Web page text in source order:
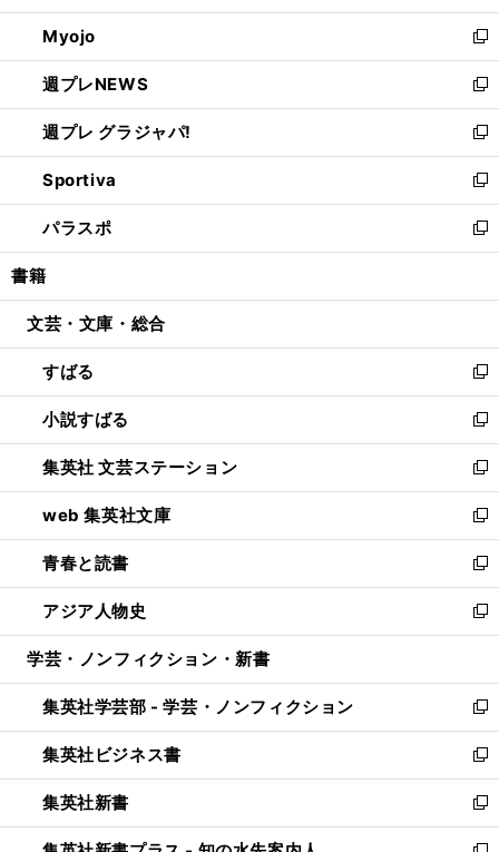
開
く
ウ
で
開
く
ン
ド
ウ
で
開
く
ウ
ィ
ン
ド
ウ
で
開
く
Myojo
新
し
い
ウ
ィ
ン
ド
ウ
で
開
週プレNEWS
新
し
い
ウ
ィ
ン
ド
ウ
開
週プレ グラジャパ!
新
し
い
ウ
ィ
ン
ウ
開
く
Sportiva
新
し
い
ウ
ン
ウ
で
開
く
パラスポ
新
し
ウ
ン
ド
ウ
で
開
く
書籍
文芸・文庫・総合
すばる
新
し
い
ウ
ィ
ン
ド
ウ
で
開
く
小説すばる
新
し
い
ウ
ィ
ン
ド
ウ
で
開
集英社 文芸ステーション
新
し
い
ウ
ィ
ン
ド
ウ
開
く
web 集英社文庫
新
し
い
ウ
ィ
ン
ウ
で
開
く
青春と読書
新
し
い
ウ
ン
ド
ウ
で
開
く
アジア人物史
新
し
ウ
ィ
ン
ド
ウ
で
開
学芸・ノンフィクション・新書
集英社学芸部 - 学芸・ノンフィクション
新
し
い
ウ
ィ
ン
集英社ビジネス書
新
し
い
ウ
集英社新書
新
し